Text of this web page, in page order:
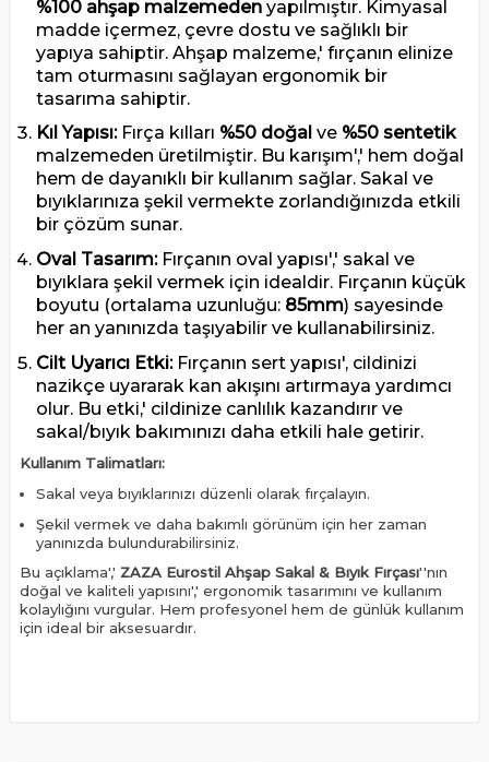
%100 ahşap malzemeden yapılmıştır. Kimyasal
madde içermez, çevre dostu ve sağlıklı bir
yapıya sahiptir. Ahşap malzeme,' fırçanın elinize
tam oturmasını sağlayan ergonomik bir
tasarıma sahiptir.
Kıl Yapısı:Fırça kılları %50 doğal ve %50 sentetik
malzemeden üretilmiştir. Bu karışım',' hem doğal
hem de dayanıklı bir kullanım sağlar. Sakal ve
bıyıklarınıza şekil vermekte zorlandığınızda etkili
bir çözüm sunar.
Oval Tasarım:Fırçanın oval yapısı',' sakal ve
bıyıklara şekil vermek için idealdir. Fırçanın küçük
boyutu (ortalama uzunluğu: 85mm) sayesinde
her an yanınızda taşıyabilir ve kullanabilirsiniz.
Cilt Uyarıcı Etki:Fırçanın sert yapısı', cildinizi
nazikçe uyararak kan akışını artırmaya yardımcı
olur. Bu etki,' cildinize canlılık kazandırır ve
sakal/bıyık bakımınızı daha etkili hale getirir.
Kullanım Talimatları:
Sakal veya bıyıklarınızı düzenli olarak fırçalayın.
Şekil vermek ve daha bakımlı görünüm için her zaman
yanınızda bulundurabilirsiniz.
Bu açıklama',' ZAZA Eurostil Ahşap Sakal & Bıyık Fırçası''nın
doğal ve kaliteli yapısını',' ergonomik tasarımını ve kullanım
kolaylığını vurgular. Hem profesyonel hem de günlük kullanım
için ideal bir aksesuardır.